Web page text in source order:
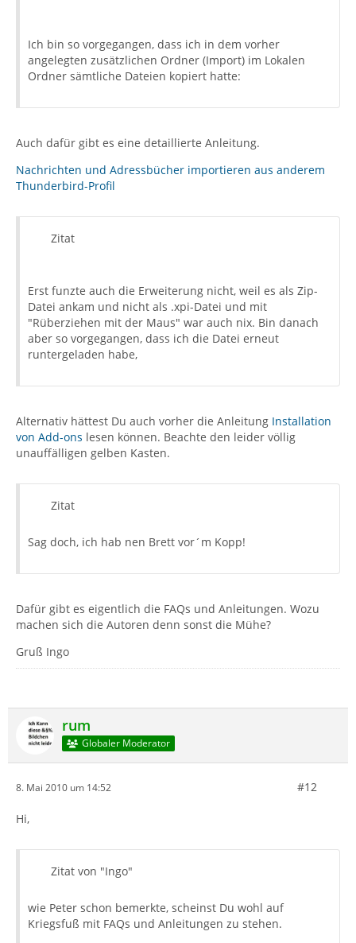
Ich bin so vorgegangen, dass ich in dem vorher
angelegten zusätzlichen Ordner (Import) im Lokalen
Ordner sämtliche Dateien kopiert hatte:
Auch dafür gibt es eine detaillierte Anleitung.
Nachrichten und Adressbücher importieren aus anderem
Thunderbird-Profil
Zitat
Erst funzte auch die Erweiterung nicht, weil es als Zip-
Datei ankam und nicht als .xpi-Datei und mit
"Rüberziehen mit der Maus" war auch nix. Bin danach
aber so vorgegangen, dass ich die Datei erneut
runtergeladen habe,
Alternativ hättest Du auch vorher die Anleitung Installation
von Add-ons lesen können. Beachte den leider völlig
unauffälligen gelben Kasten.
Zitat
Sag doch, ich hab nen Brett vor´m Kopp!
Dafür gibt es eigentlich die FAQs und Anleitungen. Wozu
machen sich die Autoren denn sonst die Mühe?
Gruß Ingo
rum
Globaler Moderator
8. Mai 2010 um 14:52 #12
Hi,
Zitat von "Ingo"
wie Peter schon bemerkte, scheinst Du wohl auf
Kriegsfuß mit FAQs und Anleitungen zu stehen.